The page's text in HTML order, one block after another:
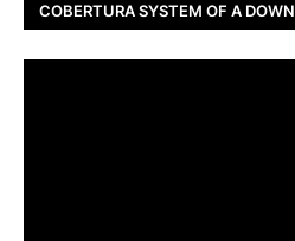
COBERTURA SYSTEM OF A DOWN